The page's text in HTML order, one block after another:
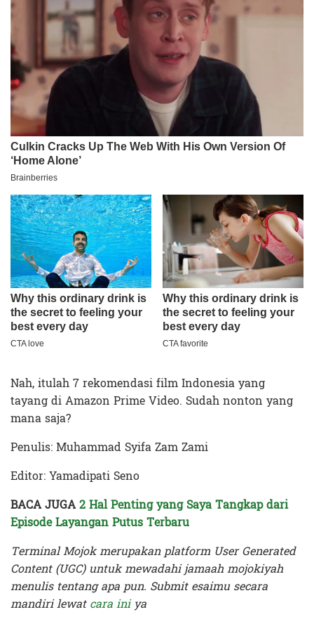
Nah, itulah 7 rekomendasi film Indonesia yang
tayang di Amazon Prime Video. Sudah nonton yang
mana saja?
Penulis: Muhammad Syifa Zam Zami
Editor: Yamadipati Seno
BACA JUGA2 Hal Penting yang Saya Tangkap dari
Episode Layangan Putus Terbaru
Terminal Mojok merupakan platform User Generated
Content (UGC) untuk mewadahi jamaah mojokiyah
menulis tentang apa pun. Submit esaimu secara
mandiri lewatcara iniya